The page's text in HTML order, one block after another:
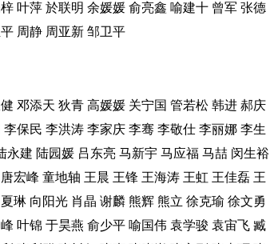
叶萍 於联明 余媛媛 俞亮鑫 喻建十 曾军 张德
周静 周亚新 邹卫平
邓添天 狄青 高媛媛 关宁国 管若松 韩进 郝庆
李保民 李洪涛 李家庆 李骞 李敬仕 李丽娜 李生
永建 陆园媛 吕东亮 马新宇 马应福 马喆 闵生裕
唐宏峰 童地轴 王晨 王锋 王海涛 王虹 王佳磊 王
夏琳 向阳光 肖晶 谢麟 熊辉 熊立 徐克瑜 徐文勇
叶锦 于昊燕 俞少平 喻国伟 袁学骏 袁宙飞 臧